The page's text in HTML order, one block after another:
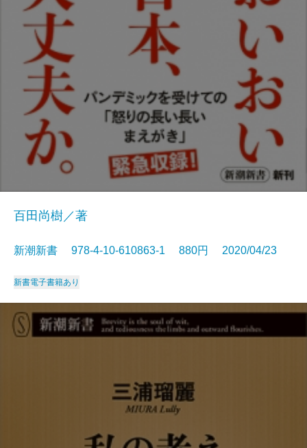
百田尚樹／著
新潮新書 978-4-10-610863-1 880円 2020/04/23
新書電子書籍あり